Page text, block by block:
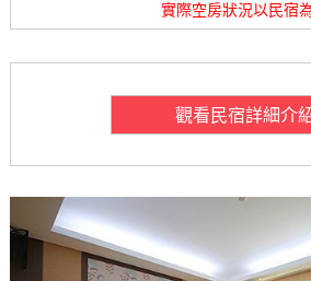
實際空房狀況以民宿
觀看民宿詳細介